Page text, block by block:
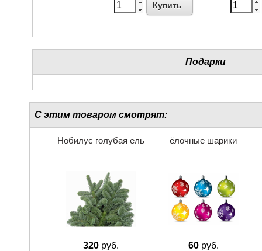
Купить
Подарки
С этим товаром смотрят:
Нобилус голубая ель
320 руб.
ёлочные шарики
60руб.